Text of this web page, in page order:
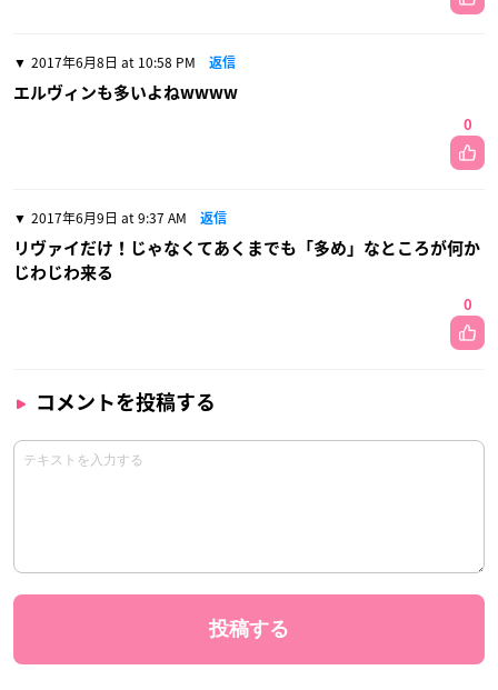
2017年6月8日 at 10:58 PM 返信
エルヴィンも多いよねwwww
0
2017年6月9日 at 9:37 AM 返信
リヴァイだけ！じゃなくてあくまでも「多め」なところが何か
じわじわ来る
0
コメントを投稿する